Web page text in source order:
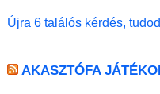
Újra 6 találós kérdés,
AKASZTÓFA